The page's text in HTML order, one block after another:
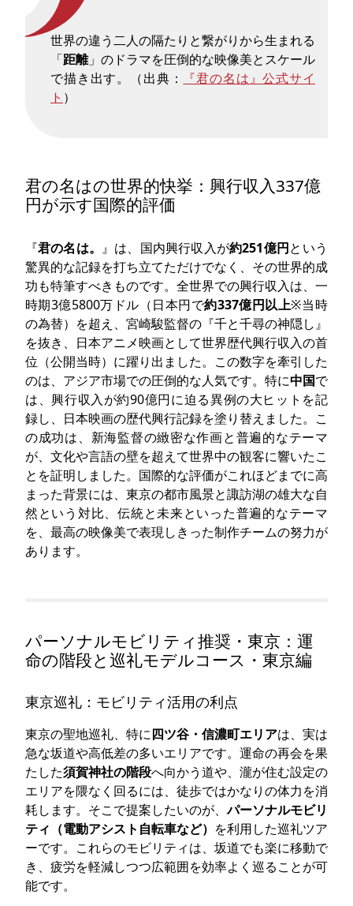
世界の違う二人の隔たりと繋がりから生まれる
「距離」のドラマを圧倒的な映像美とスケール
で描き出す。（出典：
『君の名は』公式サイ
ト ）
君の名はの世界的快挙：興行収入337億
円が示す国際的評価
『君の名は。 』は、国内興行収入が約251億円という
驚異的な記録を打ち立てただけでなく、その世界的成
功も特筆すべきものです。全世界での興行収入は、一
時期3億5800万ドル（日本円で約337億円以上※当時
の為替）を超え、宮崎駿監督の『千と千尋の神隠し』
を抜き、日本アニメ映画として世界歴代興行収入の首
位（公開当時）に躍り出ました。この数字を牽引した
のは、アジア市場での圧倒的な人気です。特に中国で
は、興行収入が約90億円に迫る異例の大ヒットを記
録し、日本映画の歴代興行記録を塗り替えました。こ
の成功は、新海監督の緻密な作画と普遍的なテーマ
が、文化や言語の壁を超えて世界中の観客に響いたこ
とを証明しました。国際的な評価がこれほどまでに高
まった背景には、東京の都市風景と諏訪湖の雄大な自
然という対比、伝統と未来といった普遍的なテーマ
を、最高の映像美で表現しきった制作チームの努力が
あります。
パーソナルモビリティ推奨・東京：運
命の階段と巡礼モデルコース・東京編
東京巡礼：モビリティ活用の利点
東京の聖地巡礼、特に四ツ谷・信濃町エリアは、実は
急な坂道や高低差の多いエリアです。運命の再会を果
たした須賀神社の階段へ向かう道や、瀧が住む設定の
エリアを隈なく回るには、徒歩ではかなりの体力を消
耗します。そこで提案したいのが、パーソナルモビリ
ティ（電動アシスト自転車など） を利用した巡礼ツア
ーです。これらのモビリティは、坂道でも楽に移動で
き、疲労を軽減しつつ広範囲を効率よく巡ることが可
能です。